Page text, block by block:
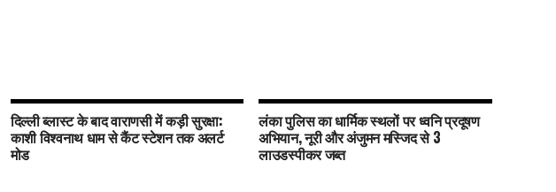
दिल्ली ब्लास्ट के बाद वाराणसी में कड़ी सुरक्षा:
काशी विश्वनाथ धाम से कैंट स्टेशन तक अलर्ट
मोड
लंका पुलिस का धार्मिक स्थलों पर ध्वनि प्रदूषण
अभियान, नूरी और अंजुमन मस्जिद से 3
लाउडस्पीकर जब्त